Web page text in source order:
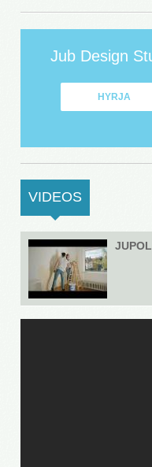
Jub Design
HYRJA
VIDEOS